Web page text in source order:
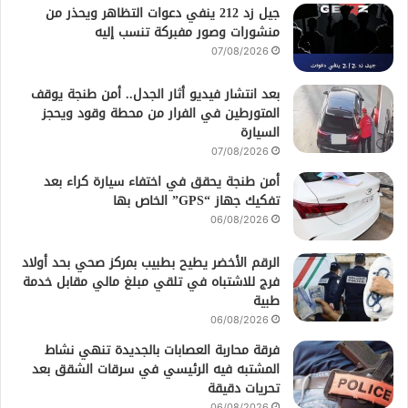
جيل زد 212 ينفي دعوات التظاهر ويحذر من
منشورات وصور مفبركة تنسب إليه
07/08/2026
بعد انتشار فيديو أثار الجدل.. أمن طنجة يوقف
المتورطين في الفرار من محطة وقود ويحجز
السيارة
07/08/2026
أمن طنجة يحقق في اختفاء سيارة كراء بعد
تفكيك جهاز “GPS” الخاص بها
06/08/2026
الرقم الأخضر يطيح بطبيب بمركز صحي بحد أولاد
فرج للاشتباه في تلقي مبلغ مالي مقابل خدمة
طبية
06/08/2026
فرقة محاربة العصابات بالجديدة تنهي نشاط
المشتبه فيه الرئيسي في سرقات الشقق بعد
تحريات دقيقة